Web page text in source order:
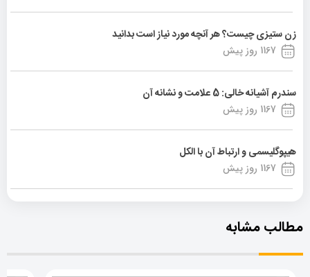
زن ستیزی چیست؟ هر آنچه مورد نیاز است بدانید
1167 روز پیش
سندرم آشیانه خالی: 5 علامت و نشانه آن
1167 روز پیش
هیپوگلیسمی و ارتباط آن با الکل
1167 روز پیش
مطالب مشابه